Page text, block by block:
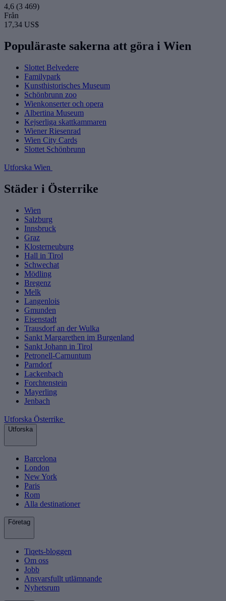
4,6 (3 469)
Från
17,34 US$
Populäraste sakerna att göra i Wien
Slottet Belvedere
Familypark
Kunsthistorisches Museum
Schönbrunn zoo
Wienkonserter och opera
Albertina Museum
Kejserliga skattkammaren
Wiener Riesenrad
Wien City Cards
Slottet Schönbrunn
Utforska Wien
Städer i Österrike
Wien
Salzburg
Innsbruck
Graz
Klosterneuburg
Hall in Tirol
Schwechat
Mödling
Bregenz
Melk
Langenlois
Gmunden
Eisenstadt
Trausdorf an der Wulka
Sankt Margarethen im Burgenland
Sankt Johann in Tirol
Petronell-Carnuntum
Parndorf
Lackenbach
Forchtenstein
Mayerling
Jenbach
Utforska Österrike
Utforska
Barcelona
London
New York
Paris
Rom
Alla destinationer
Företag
Tiqets-bloggen
Om oss
Jobb
Ansvarsfullt utlämnande
Nyhetsrum